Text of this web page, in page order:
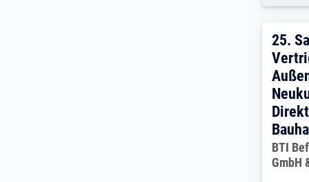
25.
25.
BTI
GmbH